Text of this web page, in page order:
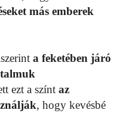
más emberek
a feketében járó
ezt a színt az
, hogy kevésbé